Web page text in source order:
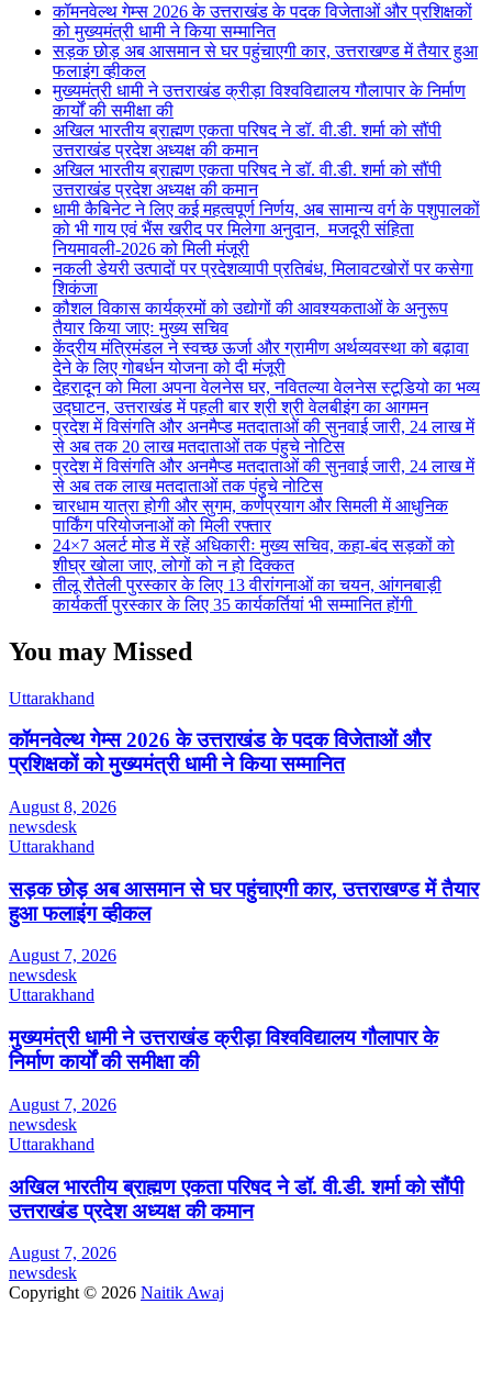
कॉमनवेल्थ गेम्स 2026 के उत्तराखंड के पदक विजेताओं और प्रशिक्षकों
को मुख्यमंत्री धामी ने किया सम्मानित
सड़क छोड़ अब आसमान से घर पहुंचाएगी कार, उत्तराखण्ड में तैयार हुआ
फलाइंग व्हीकल
मुख्यमंत्री धामी ने उत्तराखंड क्रीड़ा विश्वविद्यालय गौलापार के निर्माण
कार्यों की समीक्षा की
अखिल भारतीय ब्राह्मण एकता परिषद ने डॉ. वी.डी. शर्मा को सौंपी
उत्तराखंड प्रदेश अध्यक्ष की कमान
अखिल भारतीय ब्राह्मण एकता परिषद ने डॉ. वी.डी. शर्मा को सौंपी
उत्तराखंड प्रदेश अध्यक्ष की कमान
धामी कैबिनेट ने लिए कई महत्वपूर्ण निर्णय, अब सामान्य वर्ग के पशुपालकों
को भी गाय एवं भैंस खरीद पर मिलेगा अनुदान, मजदूरी संहिता
नियमावली-2026 को मिली मंजूरी
नकली डेयरी उत्पादों पर प्रदेशव्यापी प्रतिबंध, मिलावटखोरों पर कसेगा
शिकंजा
कौशल विकास कार्यक्रमों को उद्योगों की आवश्यकताओं के अनुरूप
तैयार किया जाएः मुख्य सचिव
केंद्रीय मंत्रिमंडल ने स्वच्छ ऊर्जा और ग्रामीण अर्थव्यवस्था को बढ़ावा
देने के लिए गोबर्धन योजना को दी मंजूरी
देहरादून को मिला अपना वेलनेस घर, नवितल्या वेलनेस स्टूडियो का भव्य
उद्घाटन, उत्तराखंड में पहली बार श्री श्री वेलबीइंग का आगमन
प्रदेश में विसंगति और अनमैप्ड मतदाताओं की सुनवाई जारी, 24 लाख में
से अब तक 20 लाख मतदाताओं तक पंहुचे नोटिस
प्रदेश में विसंगति और अनमैप्ड मतदाताओं की सुनवाई जारी, 24 लाख में
से अब तक लाख मतदाताओं तक पंहुचे नोटिस
चारधाम यात्रा होगी और सुगम, कर्णप्रयाग और सिमली में आधुनिक
पार्किंग परियोजनाओं को मिली रफ्तार
24×7 अलर्ट मोड में रहें अधिकारीः मुख्य सचिव, कहा-बंद सड़कों को
शीघ्र खोला जाए, लोगों को न हो दिक्कत
तीलू रौतेली पुरस्कार के लिए 13 वीरांगनाओं का चयन, आंगनबाड़ी
कार्यकर्ती पुरस्कार के लिए 35 कार्यकर्तियां भी सम्मानित होंगी
You may Missed
Uttarakhand
कॉमनवेल्थ गेम्स 2026 के उत्तराखंड के पदक विजेताओं और
प्रशिक्षकों को मुख्यमंत्री धामी ने किया सम्मानित
August 8, 2026
newsdesk
Uttarakhand
सड़क छोड़ अब आसमान से घर पहुंचाएगी कार, उत्तराखण्ड में तैयार
हुआ फलाइंग व्हीकल
August 7, 2026
newsdesk
Uttarakhand
मुख्यमंत्री धामी ने उत्तराखंड क्रीड़ा विश्वविद्यालय गौलापार के
निर्माण कार्यों की समीक्षा की
August 7, 2026
newsdesk
Uttarakhand
अखिल भारतीय ब्राह्मण एकता परिषद ने डॉ. वी.डी. शर्मा को सौंपी
उत्तराखंड प्रदेश अध्यक्ष की कमान
August 7, 2026
newsdesk
Copyright © 2026 Naitik Awaj